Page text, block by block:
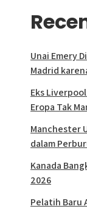
Unai Emery
Madrid
Eks
Eropa Tak
Manchester
dalam
Kanada
2026
Pelatih Baru